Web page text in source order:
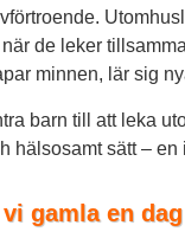
de leker
minnen, lär sig
barn till att leka
hälsosamt sätt –
gamla en dag